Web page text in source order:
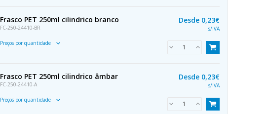
Frasco PET 250ml cilindrico branco
FC-250-24410-BR
Preços por quantidade
Desde 0,23€
s/IVA
Frasco PET 250ml cilindrico âmbar
FC-250-24410-A
Preços por quantidade
Desde 0,23€
s/IVA